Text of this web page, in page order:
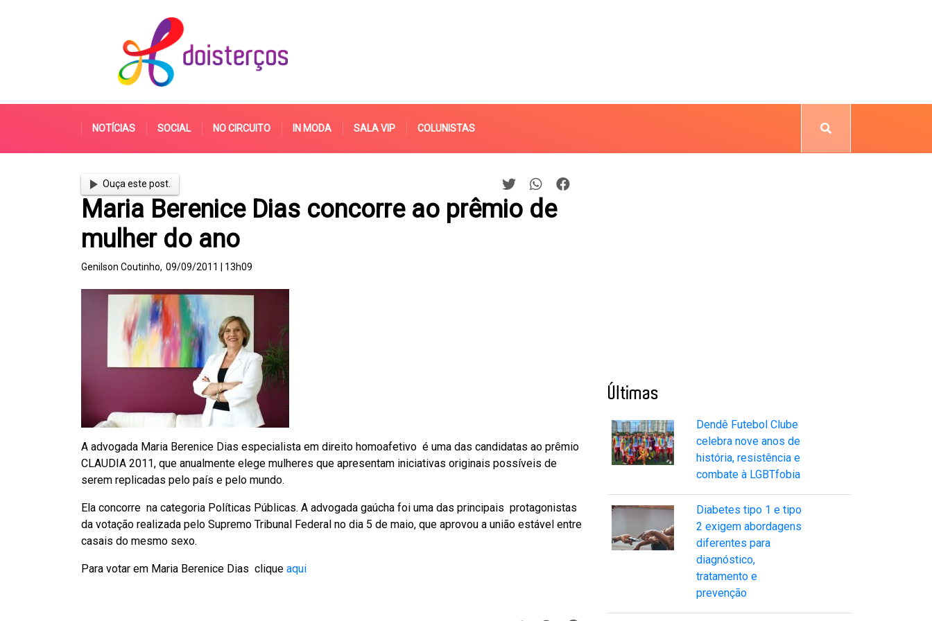
NOTÍCIAS SOCIAL NO CIRCUITO IN MODA SALA VIP COLUNISTAS
Ouça este post.
Maria Berenice Dias concorre ao prêmio de
mulher do ano
Genilson Coutinho, 09/09/2011 | 13h09
A advogada Maria Berenice Dias especialista em direito homoafetivo é uma das candidatas ao prêmio
CLAUDIA 2011, que anualmente elege mulheres que apresentam iniciativas originais possíveis de
serem replicadas pelo país e pelo mundo.
Ela concorre na categoria Políticas Públicas. A advogada gaúcha foi uma das principais protagonistas
da votação realizada pelo Supremo Tribunal Federal no dia 5 de maio, que aprovou a união estável entre
casais do mesmo sexo.
Para votar em Maria Berenice Dias clique aqui
Últimas
Dendê Futebol Clube
celebra nove anos de
história, resistência e
combate à LGBTfobia
Diabetes tipo 1 e tipo
2 exigem abordagens
diferentes para
diagnóstico,
tratamento e
prevenção